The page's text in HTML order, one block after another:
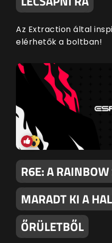
Az Extraction által
elérhetők a boltban!
R6E: A
MARADT KI A
ŐRÜLETBŐL